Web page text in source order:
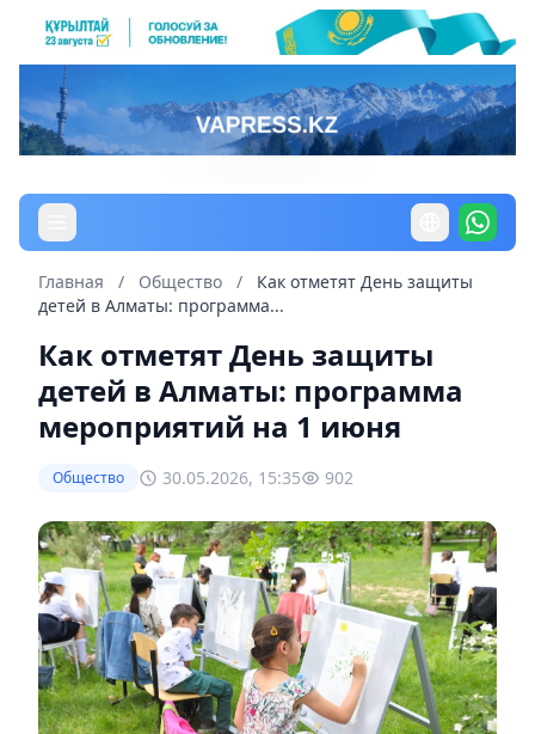
Главная / Общество /
Как отметят День защиты
детей в Алматы: программа...
Как отметят День защиты
детей в Алматы: программа
мероприятий на 1 июня
Общество 30.05.2026, 15:35 902